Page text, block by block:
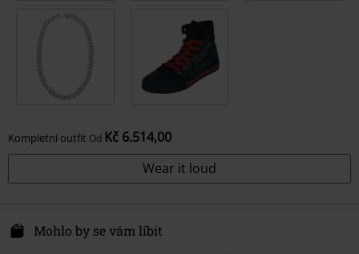
Kompletní outfit Od Kč 6.514,00
Wear it loud
Mohlo by se vám líbit